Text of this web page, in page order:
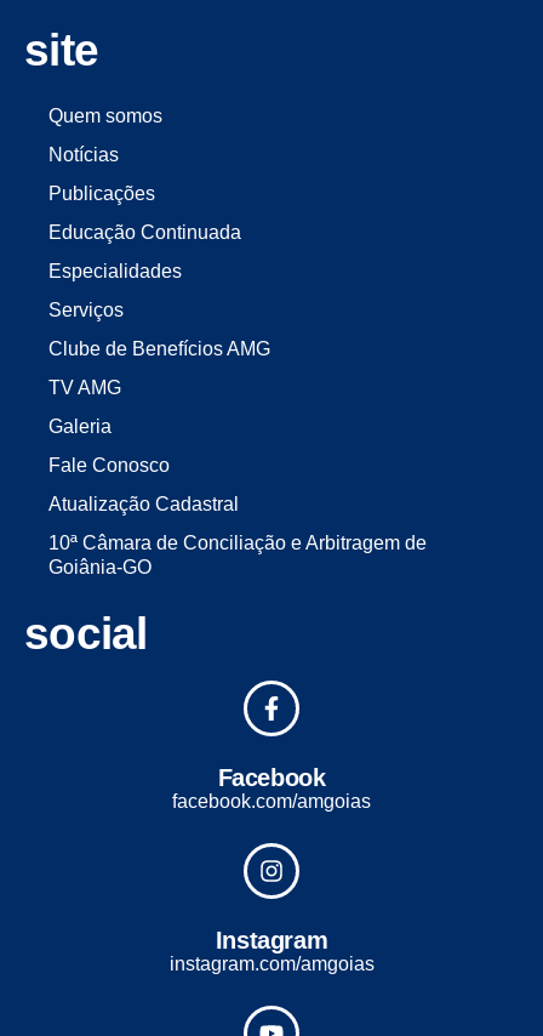
site
Quem somos
Notícias
Publicações
Educação Continuada
Especialidades
Serviços
Clube de Benefícios AMG
TV AMG
Galeria
Fale Conosco
Atualização Cadastral
10ª Câmara de Conciliação e Arbitragem de
Goiânia-GO
social
Facebook
facebook.com/amgoias
Instagram
instagram.com/amgoias